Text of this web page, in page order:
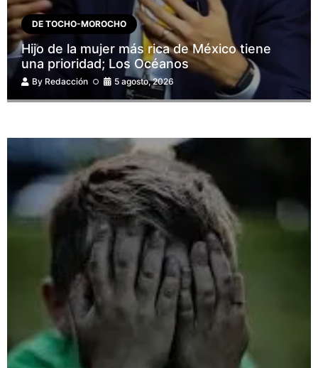
DE TOCHO-MOROCHO
Hijo de la mujer más rica de México tiene
una prioridad; Los Océanos
By Redacción 5 agosto, 2026